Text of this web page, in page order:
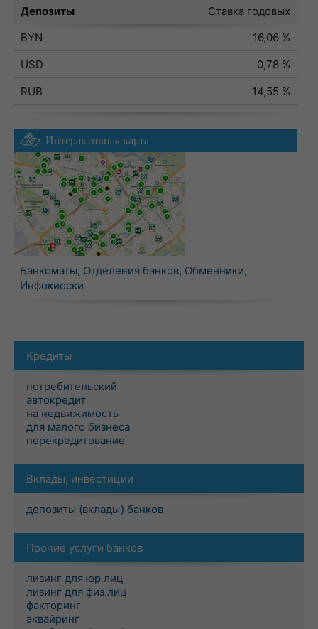
Депозиты
Ставка годовых
BYN
16,06 %
USD
0,78 %
RUB
14,55 %
Интерактивная карта
Банкоматы, Отделения банков, Обменники,
Инфокиоски
Кредиты
потребительский
автокредит
на недвижимость
для малого бизнеса
перекредитование
Вклады, инвестиции
депозиты (вклады) банков
Прочие услуги банков
лизинг для юр.лиц
лизинг для физ.лиц
факторинг
эквайринг